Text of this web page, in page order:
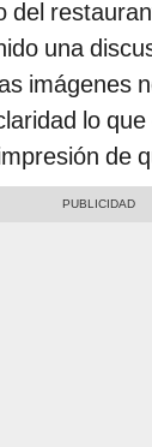
del
una
imágenes
lo
de